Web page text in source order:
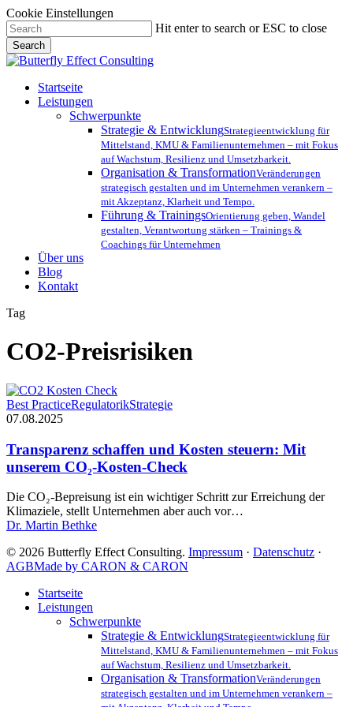
Cookie Einstellungen
Skip
to
main
content
Hit enter to search or ESC to close
Search
Close
Menu
Startseite
Leistungen
Schwerpunkte
Strategie & EntwicklungStrategieentwicklung für
Mittelstand, KMU & Familienunternehmen – mit Fokus
auf Wachstum, Resilienz und Umsetzbarkeit.
Organisation & TransformationVeränderungen
strategisch gestalten und im Unternehmen verankern –
mit Akzeptanz, Klarheit und Tempo.
Führung & TrainingsOrientierung geben, Wandel
gestalten, Verantwortung stärken – Trainings &
Coachings für Unternehmen
Über uns
Blog
Kontakt
Tag
CO2-Preisrisiken
Transparenz
schaffen
Kosten
steuern:
Mit
CO₂-
Kosten-
Check
Best PracticeRegulatorikStrategie
07.08.2025
Transparenz schaffen und Kosten steuern: Mit
unserem CO₂-Kosten-Check
Die CO₂-Bepreisung ist ein wichtiger Schritt zur Erreichung der
Klimaziele, stellt Unternehmen aber auch vor…
Dr. Martin Bethke
© 2026 Butterfly Effect Consulting. Impressum · Datenschutz ·
AGBMade by CARON & CARON
Close
Menu
Startseite
Leistungen
Schwerpunkte
Strategie & EntwicklungStrategieentwicklung für
Mittelstand, KMU & Familienunternehmen – mit Fokus
auf Wachstum, Resilienz und Umsetzbarkeit.
Organisation & TransformationVeränderungen
strategisch gestalten und im Unternehmen verankern –